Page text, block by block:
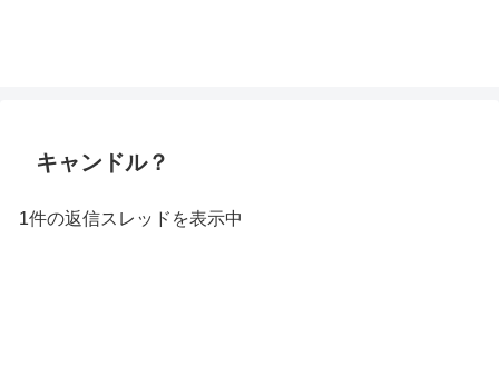
キャンドル？
1件の返信スレッドを表示中